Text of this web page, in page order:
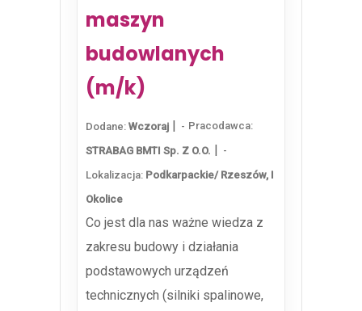
maszyn
budowlanych
(m/k)
Dodane: Wczoraj | Pracodawca:
STRABAG BMTI Sp. Z O.o. |
Lokalizacja: Podkarpackie/ Rzeszów, I
Okolice
Co jest dla nas ważne wiedza z
zakresu budowy i działania
podstawowych urządzeń
technicznych (silniki spalinowe,